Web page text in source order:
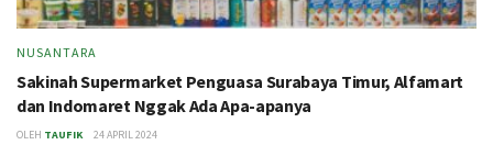
NUSANTARA
Sakinah Supermarket Penguasa Surabaya Timur, Alfamart
dan Indomaret Nggak Ada Apa-apanya
OLEH TAUFIK 24 APRIL 2024